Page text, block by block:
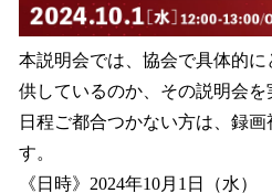
本説明会では、協会で具体的
供しているのか、その説明会を
日程ご都合つかない方は、録
す。
《日時》2024年10月1日（水